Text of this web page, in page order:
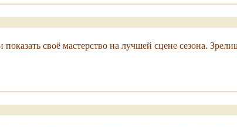
своё мастерство на лучшей сцене сезона.